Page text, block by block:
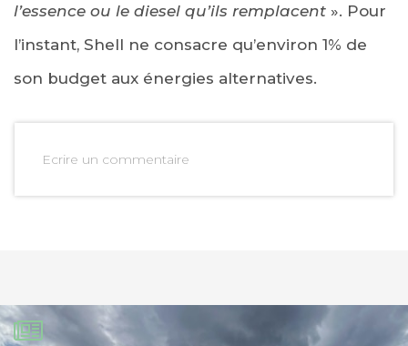
l’essence ou le diesel qu’ils remplacent ». Pour
l’instant, Shell ne consacre qu’environ 1% de
son budget aux énergies alternatives.
Ecrire un commentaire